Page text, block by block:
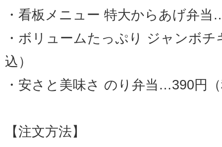
・看板メニュー 特大からあげ弁
・ボリュームたっぷり ジャンボ
込）
・安さと美味さ のり弁当…390円
【注文方法】